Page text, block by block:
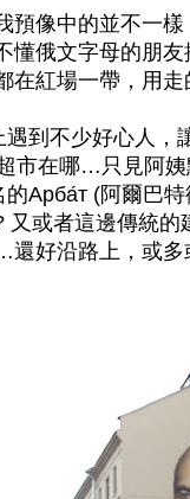
預像中的並不一
俄文字母的朋
紅場一帶，用走
到不少好心人，
市在哪…只見阿
Арба́т (阿爾巴
或者這邊傳統
好沿路上，或多